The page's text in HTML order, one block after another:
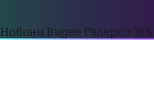
Новини Видео Галерии